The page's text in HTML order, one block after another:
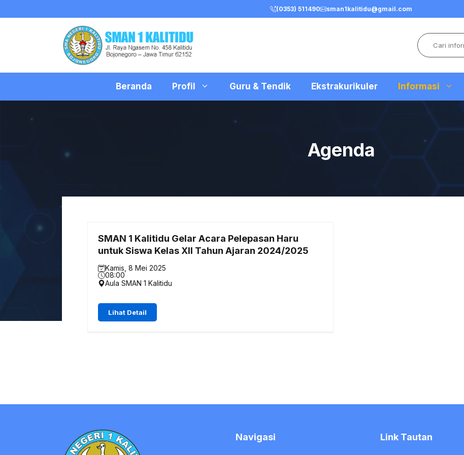
to
(0353) 511490 sman1kalitidu@gmail.com
Search
Beranda Profil Guru & Tendik Ekstrakurikuler Informasi
Agenda
SMAN 1 Kalitidu Gelar Acara Pelepasan Haru
untuk Siswa Kelas XII Tahun Ajaran 2024/2025
Kamis, 8 Mei 2025
08:00
Aula SMAN 1 Kalitidu
Lihat Detail
Navigasi Link Tautan